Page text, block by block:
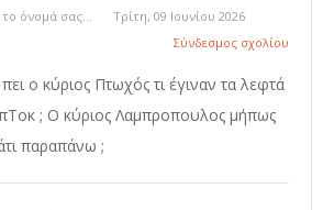
το όνομά σας...
Τρίτη, 09 Ιουνίου 2026
Σύνδεσμος σχολίου
ο κύριος Πτωχός τι έγιναν τα λεφτά
; Ο κύριος Λαμπροπουλος μήπως
παραπάνω ;